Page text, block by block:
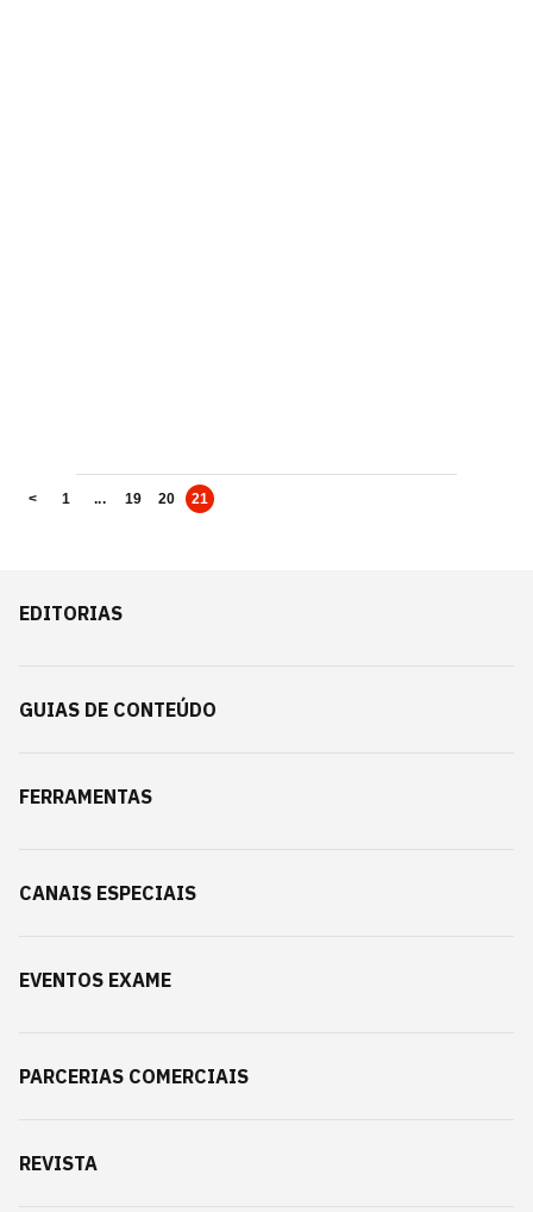
< 1 ... 19 20 21
EDITORIAS
GUIAS DE CONTEÚDO
FERRAMENTAS
CANAIS ESPECIAIS
EVENTOS EXAME
PARCERIAS COMERCIAIS
REVISTA